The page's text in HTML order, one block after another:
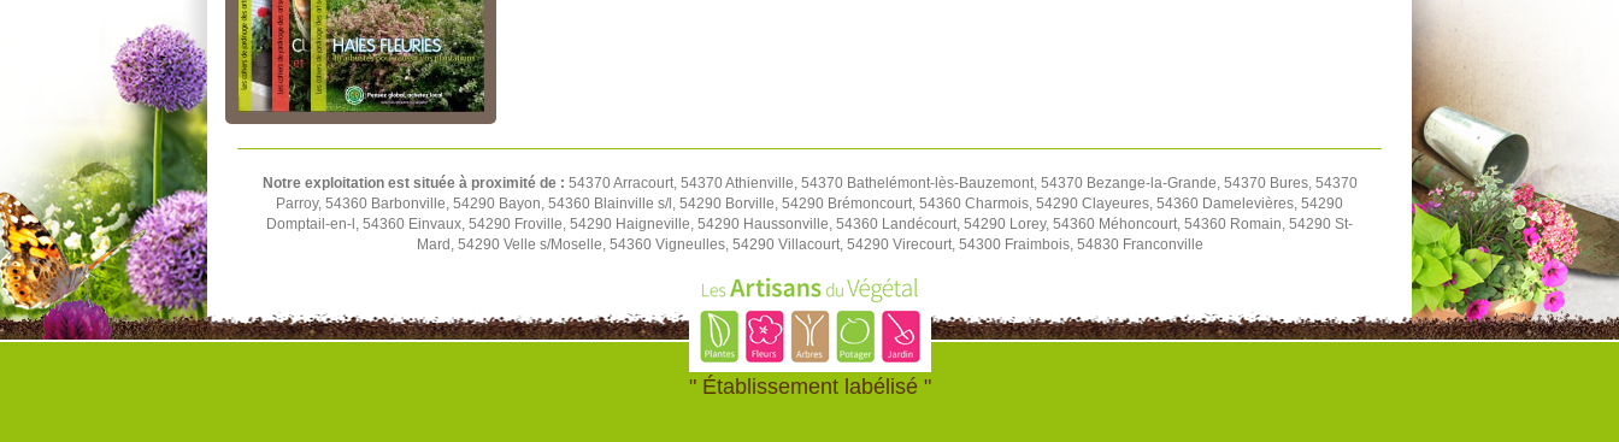
Notre exploitation est située à proximité de : 54370 Arracourt, 54370 Athienville, 54370 Bathelémont-lès-Bauzemont, 54370 Bezange-la-Grande, 54370 Bures, 54370
Parroy, 54360 Barbonville, 54290 Bayon, 54360 Blainville s/l, 54290 Borville, 54290 Brémoncourt, 54360 Charmois, 54290 Clayeures, 54360 Damelevières, 54290
Domptail-en-l, 54360 Einvaux, 54290 Froville, 54290 Haigneville, 54290 Haussonville, 54360 Landécourt, 54290 Lorey, 54360 Méhoncourt, 54360 Romain, 54290 St-
Mard, 54290 Velle s/Moselle, 54360 Vigneulles, 54290 Villacourt, 54290 Virecourt, 54300 Fraimbois, 54830 Franconville
" Établissement labélisé "